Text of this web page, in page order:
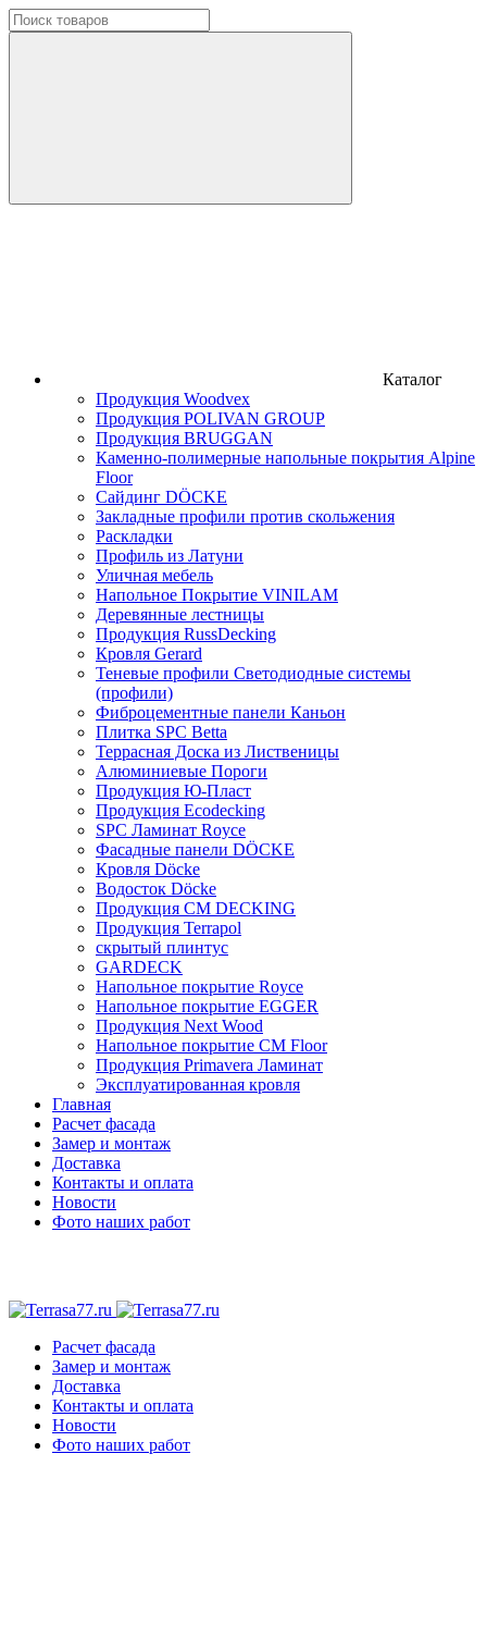
Каталог
Продукция Woodvex
Продукция POLIVAN GROUP
Продукция BRUGGAN
Каменно-полимерные напольные покрытия Alpine
Floor
Сайдинг DÖCKE
Закладные профили против скольжения
Раскладки
Профиль из Латуни
Уличная мебель
Напольное Покрытие VINILAM
Деревянные лестницы
Продукция RussDecking
Кровля Gerard
Теневые профили Светодиодные системы
(профили)
Фиброцементные панели Каньон
Плитка SPC Betta
Террасная Доска из Лиственицы
Алюминиевые Пороги
Продукция Ю-Пласт
Продукция Ecodecking
SPC Ламинат Royce
Фасадные панели DÖCKE
Кровля Döcke
Водосток Döcke
Продукция CM DECKING
Продукция Terrapol
скрытый плинтус
GARDECK
Напольное покрытие Royce
Напольное покрытие EGGER
Продукция Next Wood
Напольное покрытие CM Floor
Продукция Primavera Ламинат
Эксплуатированная кровля
Главная
Расчет фасада
Замер и монтаж
Доставка
Контакты и оплата
Новости
Фото наших работ
Расчет фасада
Замер и монтаж
Доставка
Контакты и оплата
Новости
Фото наших работ